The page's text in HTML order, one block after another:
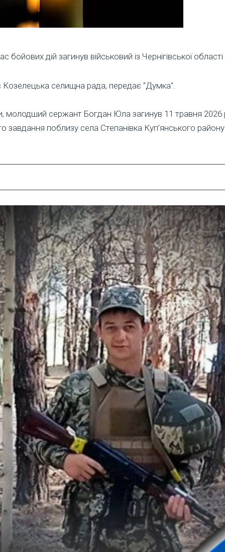
бойових дій загинув військовий із Чернігівської
селищна рада, передає "Думка".
молодший сержант Богдан Юла загинув 11 травня 2026
завдання поблизу села Степанівка Куп’янського району